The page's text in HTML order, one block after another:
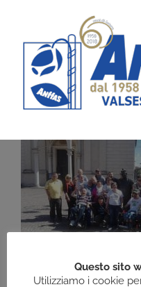
contenuto
Gita a Mantova e
Questo sito
Utilizziamo i cookie